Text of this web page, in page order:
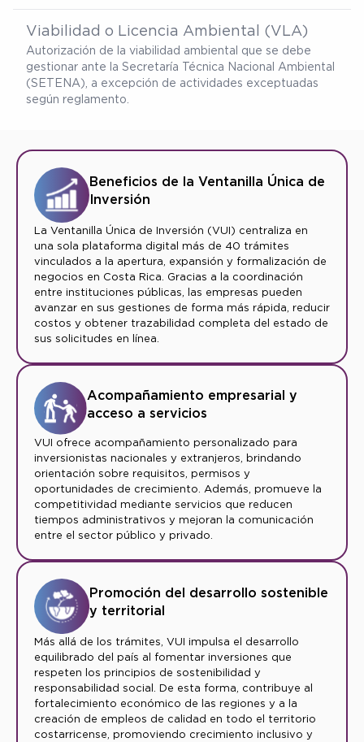
Viabilidad o Licencia Ambiental (VLA)
Autorización de la viabilidad ambiental que se debe
gestionar ante la Secretaría Técnica Nacional Ambiental
(SETENA), a excepción de actividades exceptuadas
según reglamento.
Beneficios de la Ventanilla Única de
Inversión
La Ventanilla Única de Inversión (VUI) centraliza en
una sola plataforma digital más de 40 trámites
vinculados a la apertura, expansión y formalización de
negocios en Costa Rica. Gracias a la coordinación
entre instituciones públicas, las empresas pueden
avanzar en sus gestiones de forma más rápida, reducir
costos y obtener trazabilidad completa del estado de
sus solicitudes en línea.
Acompañamiento empresarial y
acceso a servicios
VUI ofrece acompañamiento personalizado para
inversionistas nacionales y extranjeros, brindando
orientación sobre requisitos, permisos y
oportunidades de crecimiento. Además, promueve la
competitividad mediante servicios que reducen
tiempos administrativos y mejoran la comunicación
entre el sector público y privado.
Promoción del desarrollo sostenible
y territorial
Más allá de los trámites, VUI impulsa el desarrollo
equilibrado del país al fomentar inversiones que
respeten los principios de sostenibilidad y
responsabilidad social. De esta forma, contribuye al
fortalecimiento económico de las regiones y a la
creación de empleos de calidad en todo el territorio
costarricense, promoviendo crecimiento inclusivo y